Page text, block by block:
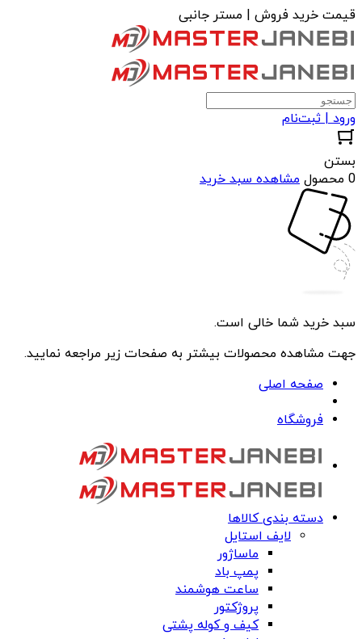
قیمت خرید فروش | مستر جانبی
ورود | ثبت‌نام
بستن
0 محصول
مشاهده سبد خرید
سبد خرید شما خالی است.
جهت مشاهده محصولات بیشتر به صفحات زیر مراجعه نمایید.
صفحه اصلی
فروشگاه
دسته بندی کالاها
لایف استایل
ماساژور
پمپ باد
ساعت هوشمند
پروژکتور
کیف و کوله پشتی